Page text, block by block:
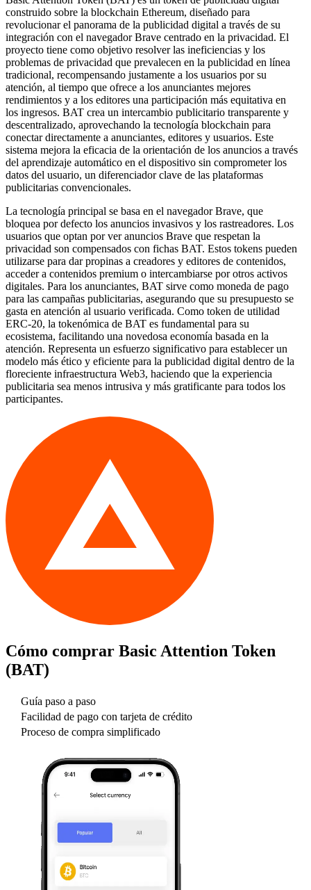
construido sobre la blockchain Ethereum, diseñado para
revolucionar el panorama de la publicidad digital a través de su
integración con el navegador Brave centrado en la privacidad. El
proyecto tiene como objetivo resolver las ineficiencias y los
problemas de privacidad que prevalecen en la publicidad en línea
tradicional, recompensando justamente a los usuarios por su
atención, al tiempo que ofrece a los anunciantes mejores
rendimientos y a los editores una participación más equitativa en
los ingresos. BAT crea un intercambio publicitario transparente y
descentralizado, aprovechando la tecnología blockchain para
conectar directamente a anunciantes, editores y usuarios. Este
sistema mejora la eficacia de la orientación de los anuncios a través
del aprendizaje automático en el dispositivo sin comprometer los
datos del usuario, un diferenciador clave de las plataformas
publicitarias convencionales.
La tecnología principal se basa en el navegador Brave, que
bloquea por defecto los anuncios invasivos y los rastreadores. Los
usuarios que optan por ver anuncios Brave que respetan la
privacidad son compensados con fichas BAT. Estos tokens pueden
utilizarse para dar propinas a creadores y editores de contenidos,
acceder a contenidos premium o intercambiarse por otros activos
digitales. Para los anunciantes, BAT sirve como moneda de pago
para las campañas publicitarias, asegurando que su presupuesto se
gasta en atención al usuario verificada. Como token de utilidad
ERC-20, la tokenómica de BAT es fundamental para su
ecosistema, facilitando una novedosa economía basada en la
atención. Representa un esfuerzo significativo para establecer un
modelo más ético y eficiente para la publicidad digital dentro de la
floreciente infraestructura Web3, haciendo que la experiencia
publicitaria sea menos intrusiva y más gratificante para todos los
participantes.
Cómo comprar Basic Attention Token
(BAT)
Guía paso a paso
Facilidad de pago con tarjeta de crédito
Proceso de compra simplificado